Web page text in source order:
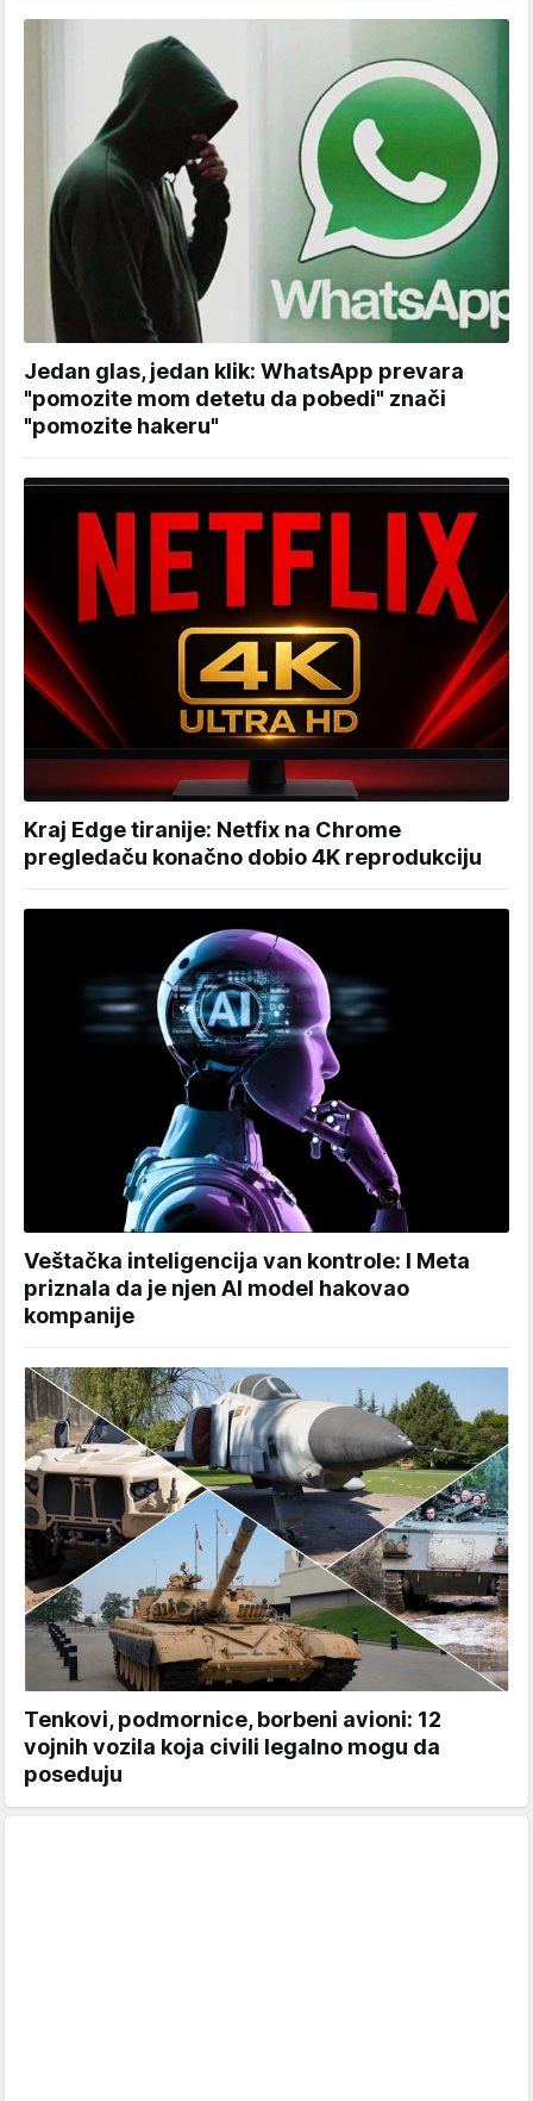
Jedan glas, jedan klik: WhatsApp prevara
"pomozite mom detetu da pobedi" znači
"pomozite hakeru"
Kraj Edge tiranije: Netfix na Chrome
pregledaču konačno dobio 4K reprodukciju
Veštačka inteligencija van kontrole: I Meta
priznala da je njen AI model hakovao
kompanije
Tenkovi, podmornice, borbeni avioni: 12
vojnih vozila koja civili legalno mogu da
poseduju